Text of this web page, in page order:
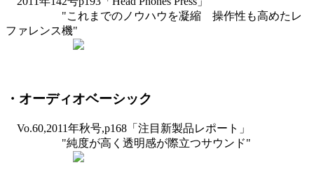
"これまでのノウハウを凝縮 操作性も高めたレ
ファレンス機"
・オーディオベーシック
Vo.60,2011年秋号,p168「注目新製品レポート」
"純度が高く透明感が際立つサウンド"